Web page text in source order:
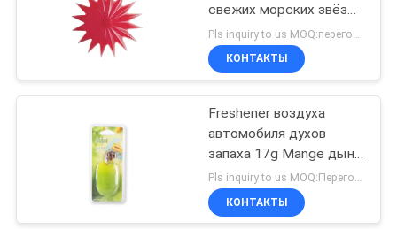
Пластичный
Freshener воздуха
свежих морских звёзд
взрыва ягоды
форменный
пластиковый твердый
КОНТАКТЫ
Freshener воздуха
автомобиля духов
запаха 17g Mange дыни
зеленого цвета
Shamood
Pls inquiry to us MOQ:Переговоры
КОНТАКТЫ